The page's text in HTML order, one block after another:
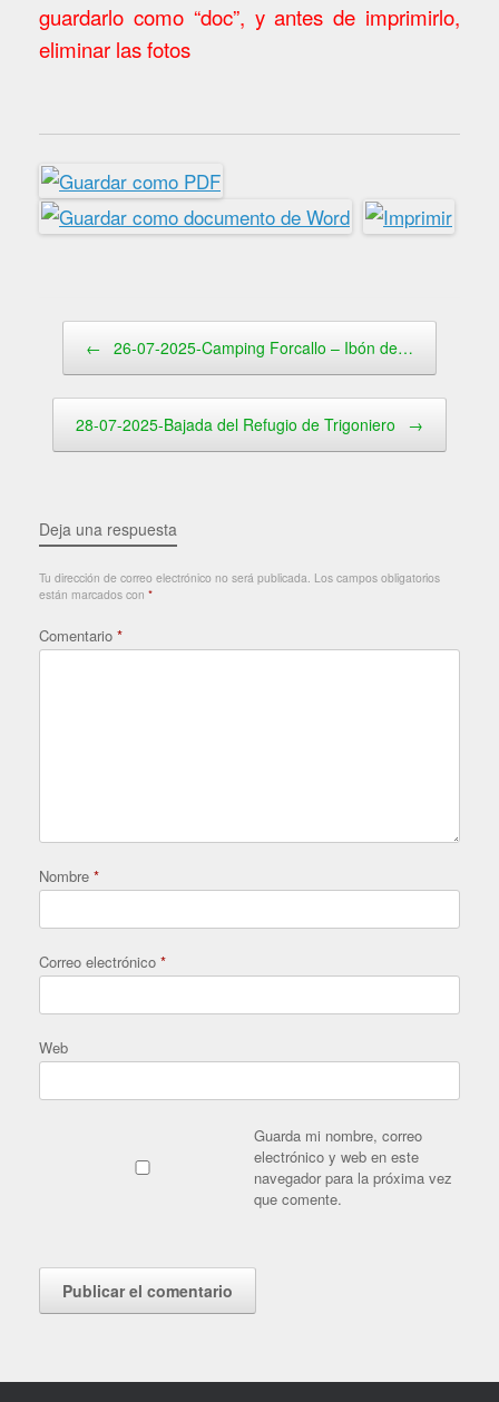
guardarlo como “doc”, y antes de imprimirlo,
eliminar las fotos
← 26-07-2025-Camping Forcallo – Ibón de…
28-07-2025-Bajada del Refugio de Trigoniero →
Deja una respuesta
Tu dirección de correo electrónico no será publicada. Los campos obligatorios
están marcados con *
Comentario *
Nombre *
Correo electrónico *
Web
Guarda mi nombre, correo
electrónico y web en este
navegador para la próxima vez
que comente.